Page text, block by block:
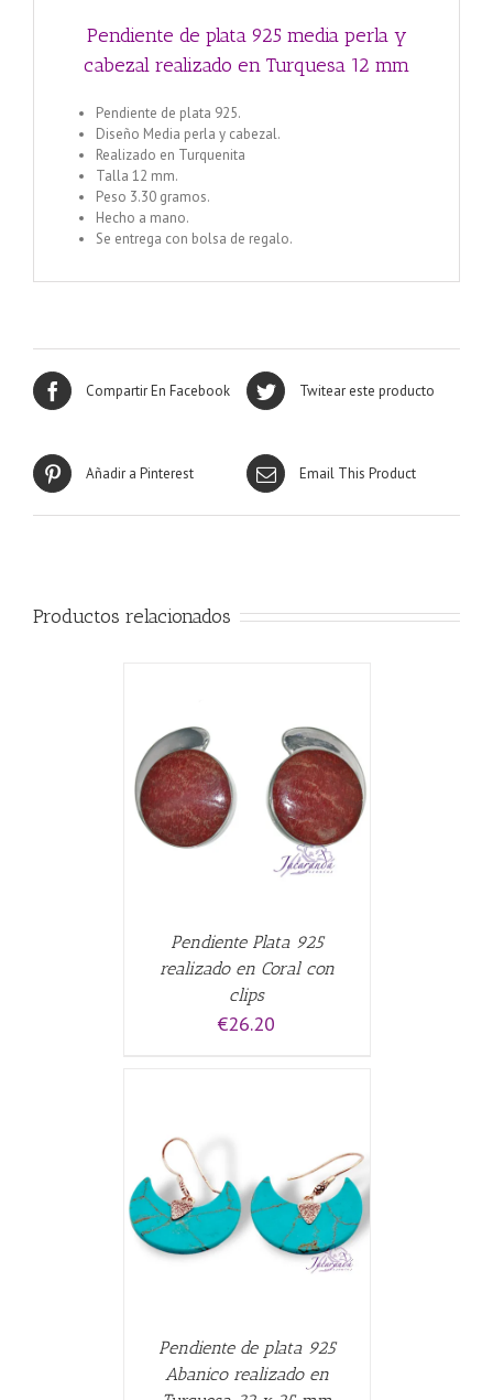
Pendiente de plata 925 media perla y
cabezal realizado en Turquesa 12 mm
Pendiente de plata 925.
Diseño Media perla y cabezal.
Realizado en Turquenita
Talla 12 mm.
Peso 3.30 gramos.
Hecho a mano.
Se entrega con bolsa de regalo.
Compartir En Facebook Twitear este producto
Añadir a Pinterest Email This Product
Productos relacionados
Pendiente Plata 925
realizado en Coral con
clips
€26.20
Pendiente de plata 925
Abanico realizado en